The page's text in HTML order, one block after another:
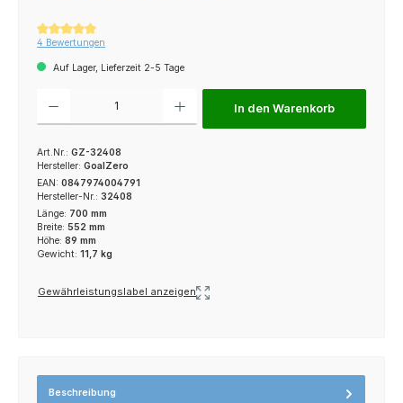
Durchschnittliche Bewertung von 5 von 5 Sternen
4 Bewertungen
Auf Lager, Lieferzeit 2-5 Tage
Produkt Anzahl: Gib den gewünschten Wert ein oder benutze die
In den Warenkorb
Art.Nr.: GZ-32408
Hersteller: GoalZero
EAN: 0847974004791
Hersteller-Nr.: 32408
Länge: 700 mm
Breite: 552 mm
Höhe: 89 mm
Gewicht: 11,7 kg
Gewährleistungslabel anzeigen
Beschreibung